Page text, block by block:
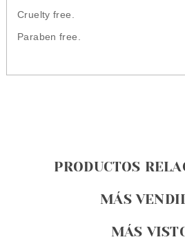
Cruelty free.
Paraben free.
PRODUCTOS
MÁS
MÁS